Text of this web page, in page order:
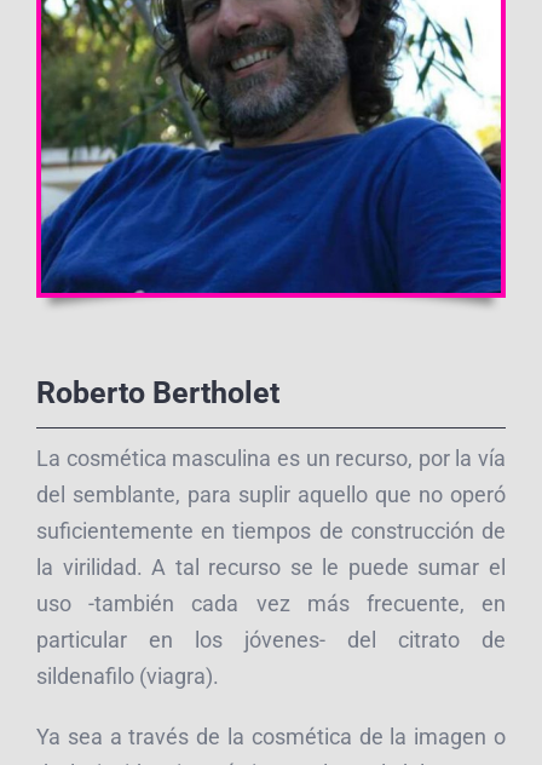
Roberto Bertholet
La cosmética masculina es un recurso, por la vía
del semblante, para suplir aquello que no operó
suficientemente en tiempos de construcción de
la virilidad. A tal recurso se le puede sumar el
uso -también cada vez más frecuente, en
particular en los jóvenes- del citrato de
sildenafilo (viagra).
Ya sea a través de la cosmética de la imagen o